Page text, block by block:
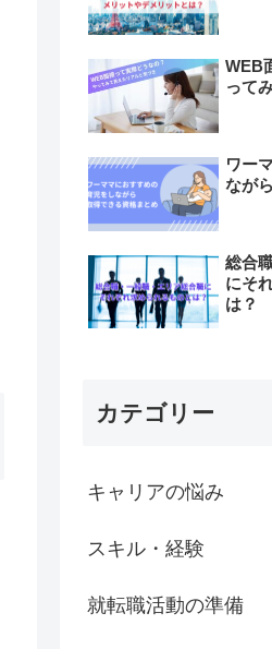
WEB
って
ワー
なが
総合
にそ
は？
カテゴリー
キャリアの悩み
スキル・経験
就転職活動の準備